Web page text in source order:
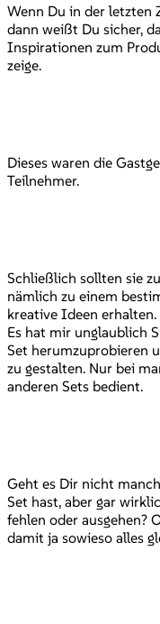
Wenn Du in der letzten
dann weißt Du sicher,
Inspirationen zum
zeige.
Dieses waren die
Teilnehmer.
Schließlich sollten sie
nämlich zu einem
kreative Ideen erhalten.
Es hat mir unglaublich
Set herumzuprobieren
zu gestalten. Nur bei
anderen Sets bedient.
Geht es Dir nicht
Set hast, aber gar
fehlen oder ausgehen?
damit ja sowieso alles